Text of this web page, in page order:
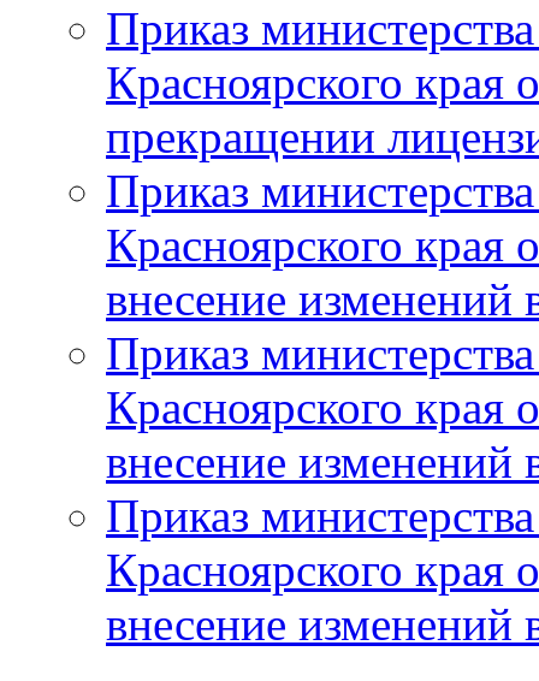
Приказ
Красноярского
прекращении
Приказ
Красноярского
внесение изменений
Приказ
Красноярского
внесение изменений
Приказ
Красноярского
внесение изменений